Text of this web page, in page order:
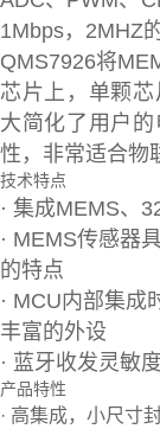
1Mbps，2MHZ
QMS7926将
芯片上，单颗
大简化了用户
性，非常适合物
技术特点
· 集成MEMS、
· MEMS传感器
的特点
· MCU内部集成
丰富的外设
· 蓝牙收发灵敏
产品特性
· 高集成，小尺寸